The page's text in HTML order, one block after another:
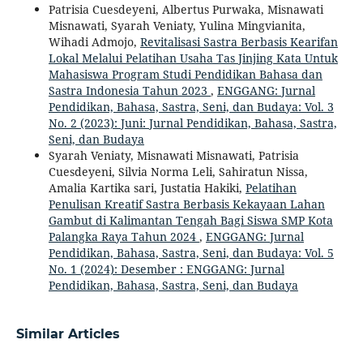
Patrisia Cuesdeyeni, Albertus Purwaka, Misnawati
Misnawati, Syarah Veniaty, Yulina Mingvianita,
Wihadi Admojo, Revitalisasi Sastra Berbasis Kearifan
Lokal Melalui Pelatihan Usaha Tas Jinjing Kata Untuk
Mahasiswa Program Studi Pendidikan Bahasa dan
Sastra Indonesia Tahun 2023 , ENGGANG: Jurnal
Pendidikan, Bahasa, Sastra, Seni, dan Budaya: Vol. 3
No. 2 (2023): Juni: Jurnal Pendidikan, Bahasa, Sastra,
Seni, dan Budaya
Syarah Veniaty, Misnawati Misnawati, Patrisia
Cuesdeyeni, Silvia Norma Leli, Sahiratun Nissa,
Amalia Kartika sari, Justatia Hakiki, Pelatihan
Penulisan Kreatif Sastra Berbasis Kekayaan Lahan
Gambut di Kalimantan Tengah Bagi Siswa SMP Kota
Palangka Raya Tahun 2024 , ENGGANG: Jurnal
Pendidikan, Bahasa, Sastra, Seni, dan Budaya: Vol. 5
No. 1 (2024): Desember : ENGGANG: Jurnal
Pendidikan, Bahasa, Sastra, Seni, dan Budaya
Similar Articles